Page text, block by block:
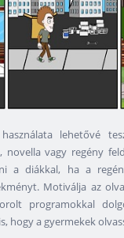
lehetővé
vagy regény
a diákkal, ha a
Motiválja az
programokkal
hogy a gyermekek